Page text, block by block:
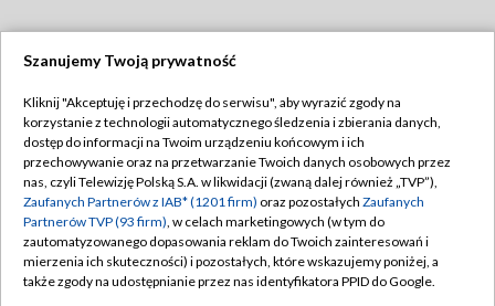
TVP
Abonament TVP
Emisja w TVP
Centrum informacji TVP
Naziemna Telewizja Cyfrowa
Regulamin TVP
Polityka prywatności
Moje zgody
Pomoc
Szanujemy Twoją prywatność
Kliknij "Akceptuję i przechodzę do serwisu", aby wyrazić zgody na
korzystanie z technologii automatycznego śledzenia i zbierania danych,
dostęp do informacji na Twoim urządzeniu końcowym i ich
przechowywanie oraz na przetwarzanie Twoich danych osobowych przez
nas, czyli Telewizję Polską S.A. w likwidacji (zwaną dalej również „TVP”),
Zaufanych Partnerów z IAB* (1201 firm) oraz pozostałych Zaufanych
Partnerów TVP (93 firm), w celach marketingowych (w tym do
zautomatyzowanego dopasowania reklam do Twoich zainteresowań i
mierzenia ich skuteczności) i pozostałych, które wskazujemy poniżej, a
także zgody na udostępnianie przez nas identyfikatora PPID do Google.